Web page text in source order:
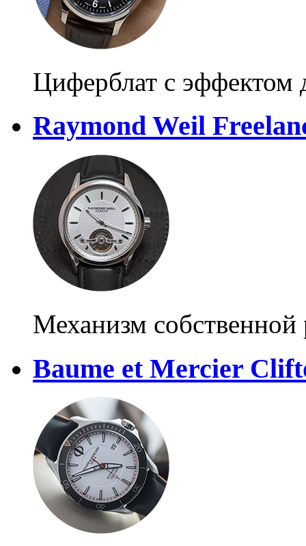
Циферблат с эффектом
Raymond Weil
Механизм собственной
Baume et Mercier